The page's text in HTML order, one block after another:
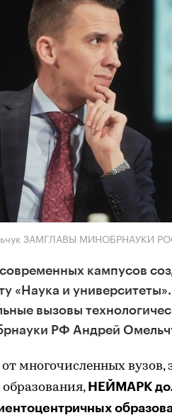
ЗАМГЛАВЫ МИНОБРНАУКИ
кампусов
«Наука и
вызовы
РФ Андрей
многочисленных
НЕЙМАРК